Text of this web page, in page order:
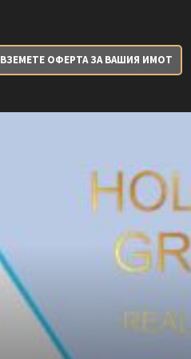
ВЗЕМЕТЕ ОФЕРТА ЗА ВАШИЯ ИМОТ